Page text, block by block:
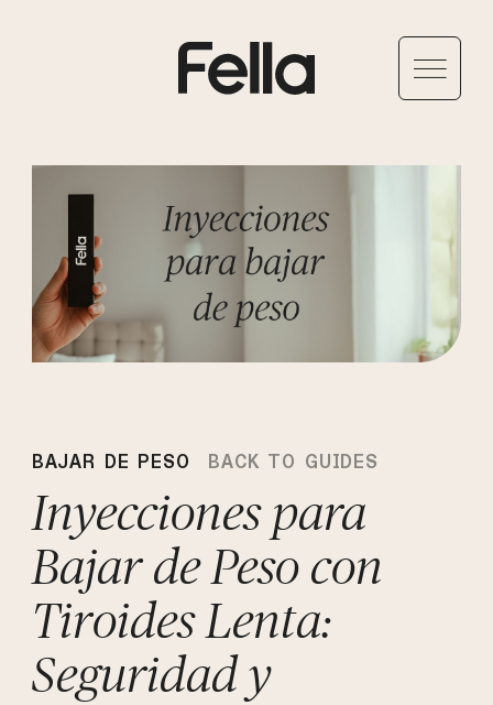
BAJAR DE PESO BACK TO GUIDES
Inyecciones para
Bajar de Peso con
Tiroides Lenta:
Seguridad y